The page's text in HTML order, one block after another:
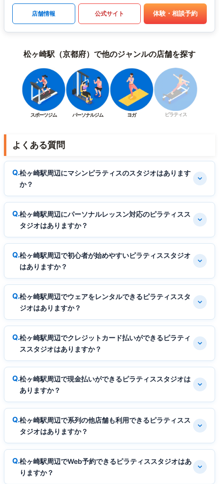
店舗情報 公式サイト 体験・相談予約
松ヶ崎駅（京都府）で他のジャンルの店舗を探す
スポーツジム パーソナルジム ヨガ ピラティス
よくある質問
松ヶ崎駅周辺にマシンピラティスのスタジオはあります
か？
松ヶ崎駅周辺にパーソナルレッスン対応のピラティスス
タジオはありますか？
松ヶ崎駅周辺で初心者が始めやすいピラティススタジオ
はありますか？
松ヶ崎駅周辺でウェアをレンタルできるピラティススタ
ジオはありますか？
松ヶ崎駅周辺でクレジットカード払いができるピラティ
ススタジオはありますか？
松ヶ崎駅周辺で現金払いができるピラティススタジオは
ありますか？
松ヶ崎駅周辺で系列の他店舗も利用できるピラティスス
タジオはありますか？
松ヶ崎駅周辺でWeb予約できるピラティススタジオはあ
りますか？